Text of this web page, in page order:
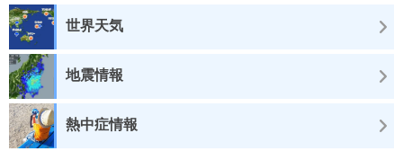
世界天気
地震情報
熱中症情報